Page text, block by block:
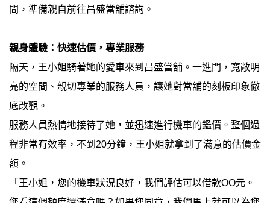
間，準備親自前往昌盛當舖諮詢。
親身體驗：快速估價，專業服務
隔天，王小姐騎著她的愛車來到昌盛當舖。一進門，寬敞明
亮的空間、親切專業的服務人員，讓她對當舖的刻板印象徹
底改觀。
服務人員熱情地接待了她，並迅速進行機車的鑑價。整個過
程非常有效率，不到20分鐘，王小姐就拿到了滿意的估價金
額。
「王小姐，您的機車狀況良好，我們評估可以借款OO元。